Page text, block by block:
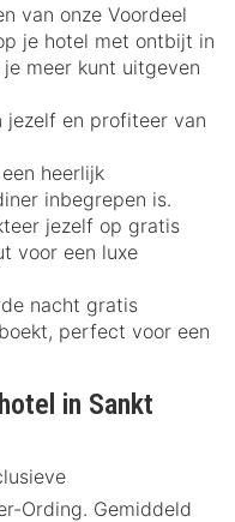
van onze Voordeel
je hotel met ontbijt in
meer kunt uitgeven
jezelf en profiteer van
heerlijk
inbegrepen is.
jezelf op gratis
voor een luxe
nacht gratis
perfect voor een
in Sankt
Ording. Gemiddeld